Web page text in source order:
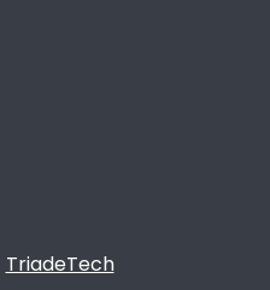
TriadeTech